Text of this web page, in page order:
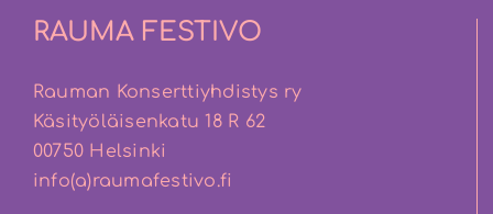
RAUMA FESTIVO
Rauman Konserttiyhdistys ry
Käsityöläisenkatu 18 R 62
00750 Helsinki
info(a)raumafestivo.fi